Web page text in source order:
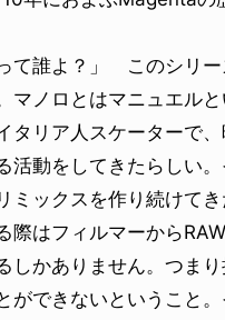
て誰よ？」 このシリー
マノロとはマニュエル
タリア人スケーターで
活動をしてきたらしい
ックスを作り続けてき
はフィルマーから
しかありません。つま
ができないということ